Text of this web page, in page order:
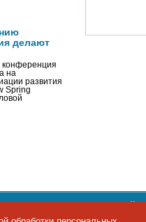
делают
конференция
на
развития
Spring
материалов сайта